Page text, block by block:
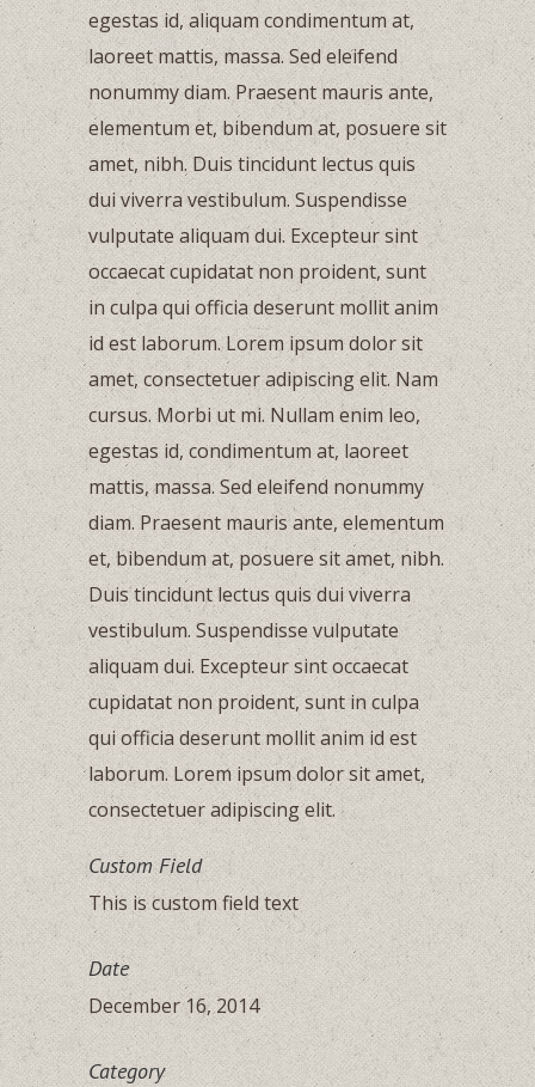
egestas id, aliquam condimentum at,
laoreet mattis, massa. Sed eleifend
nonummy diam. Praesent mauris ante,
elementum et, bibendum at, posuere sit
amet, nibh. Duis tincidunt lectus quis
dui viverra vestibulum. Suspendisse
vulputate aliquam dui. Excepteur sint
occaecat cupidatat non proident, sunt
in culpa qui officia deserunt mollit anim
id est laborum. Lorem ipsum dolor sit
amet, consectetuer adipiscing elit. Nam
cursus. Morbi ut mi. Nullam enim leo,
egestas id, condimentum at, laoreet
mattis, massa. Sed eleifend nonummy
diam. Praesent mauris ante, elementum
et, bibendum at, posuere sit amet, nibh.
Duis tincidunt lectus quis dui viverra
vestibulum. Suspendisse vulputate
aliquam dui. Excepteur sint occaecat
cupidatat non proident, sunt in culpa
qui officia deserunt mollit anim id est
laborum. Lorem ipsum dolor sit amet,
consectetuer adipiscing elit.
Custom Field
This is custom field text
Date
December 16, 2014
Category